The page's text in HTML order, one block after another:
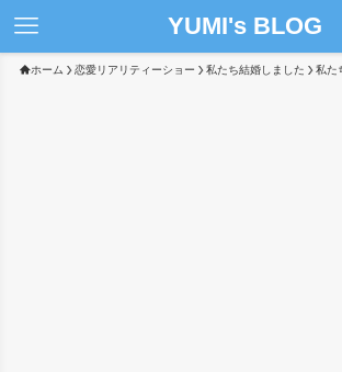
YUMI's BLOG
ホーム 恋愛リアリティーショー 私たち結婚しました 私た